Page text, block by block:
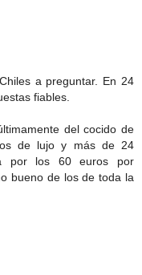
a preguntar. En 24
fiables.
del cocido de
de lujo y más de 24
por los 60 euros por
bueno de los de toda la